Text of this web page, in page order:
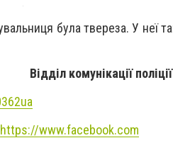
була твереза. У неї
Відділ комунікації
https://www.facebook.com